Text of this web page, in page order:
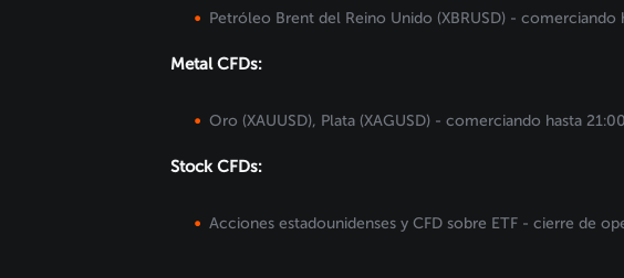
Petróleo Brent del Reino Unido (XBRUSD) - comerciando
Metal CFDs:
Oro (XAUUSD), Plata (XAGUSD) - comerciando hasta
Stock CFDs:
Acciones estadounidenses y CFD sobre ETF - cierre de